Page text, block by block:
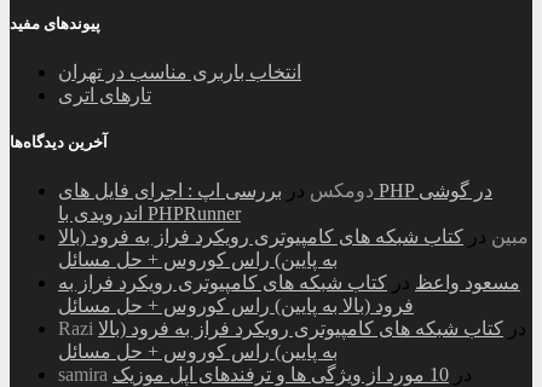
پیوندهای مفید
انتخاب باربری مناسب در تهران
تارهای اتری
آخرین دیدگاه‌ها
دومکس در بررسی اپ : اجرای فایل های PHP در گوشی
اندرویدی با PHPRunner
مبین در کتاب شبکه های کامپیوتری رویکرد فراز به فرود (بالا
به پایین) راس کوروس + حل مسائل
مسعود واعظ در کتاب شبکه های کامپیوتری رویکرد فراز به
فرود (بالا به پایین) راس کوروس + حل مسائل
Razi
در کتاب شبکه های کامپیوتری رویکرد فراز به فرود (بالا
به پایین) راس کوروس + حل مسائل
samira
در 10 مورد از ویژگی ها و ترفندهای اپل موزیک